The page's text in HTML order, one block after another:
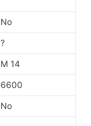
No
?
M 14
6600
No